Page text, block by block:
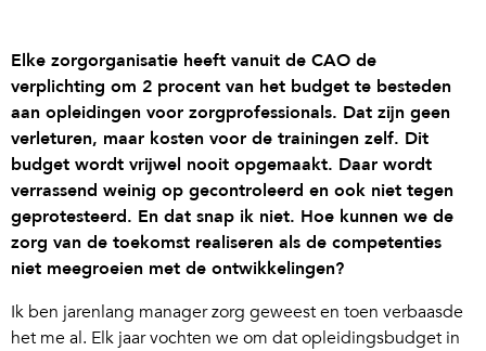
Elke zorgorganisatie heeft vanuit de CAO de
verplichting om 2 procent van het budget te besteden
aan opleidingen voor zorgprofessionals. Dat zijn geen
verleturen, maar kosten voor de trainingen zelf. Dit
budget wordt vrijwel nooit opgemaakt. Daar wordt
verrassend weinig op gecontroleerd en ook niet tegen
geprotesteerd. En dat snap ik niet. Hoe kunnen we de
zorg van de toekomst realiseren als de competenties
niet meegroeien met de ontwikkelingen?
Ik ben jarenlang manager zorg geweest en toen verbaasde
het me al. Elk jaar vochten we om dat opleidingsbudget in